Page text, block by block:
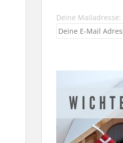
Deine Mailadresse: